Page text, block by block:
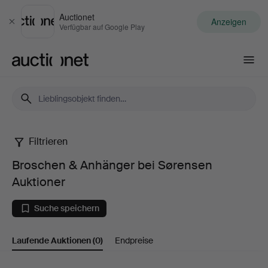
Schließen
Auctionet
Verfügbar auf Google Play Anzeigen
Broschen
Anhänger
bei
Filtrieren
Broschen & Anhänger bei Sørensen
Auktioner
Suche speichern
Laufende Auktionen(0) Endpreise